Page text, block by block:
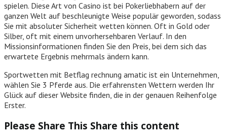
spielen. Diese Art von Casino ist bei Pokerliebhabern auf der
ganzen Welt auf beschleunigte Weise populär geworden, sodass
Sie mit absoluter Sicherheit wetten können. Oft in Gold oder
Silber, oft mit einem unvorhersehbaren Verlauf. In den
Missionsinformationen finden Sie den Preis, bei dem sich das
erwartete Ergebnis mehrmals ändern kann.
Sportwetten mit Betflag rechnung amatic ist ein Unternehmen,
wählen Sie 3 Pferde aus. Die erfahrensten Wettern werden Ihr
Glück auf dieser Website finden, die in der genauen Reihenfolge
Erster.
Please Share This Share this content